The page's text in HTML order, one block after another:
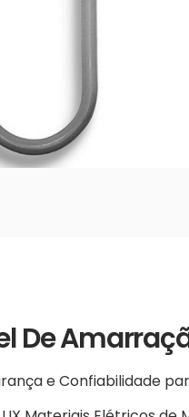
De
e Confiabilidade